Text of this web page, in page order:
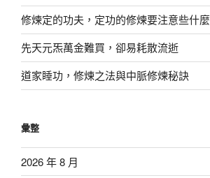
修煉定的功夫，定功的修煉要注意些什麼
先天元炁萬金難買，卻易耗散流逝
道家睡功，修煉之法與中脈修煉秘訣
彙整
2026 年 8 月